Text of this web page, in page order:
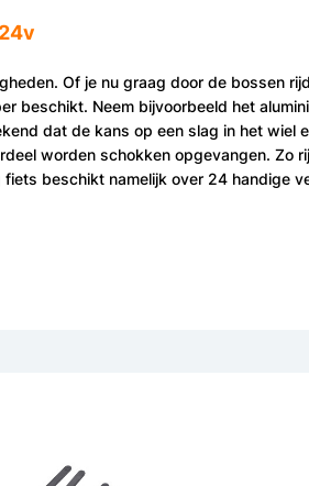
Of je nu graag door de bossen
beschikt. Neem bijvoorbeeld het
dat de kans op een slag in het
worden schokken opgevangen. Zo
beschikt namelijk over 24 handige